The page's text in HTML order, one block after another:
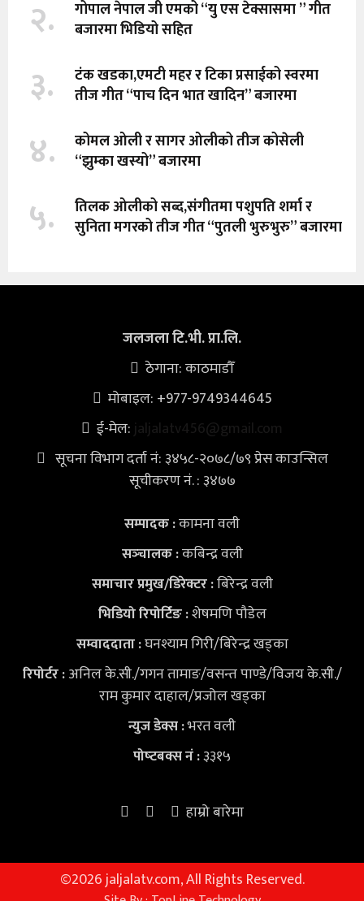
२.
गोपाल नेपाल जी एमको “यु एस टेक्सासमा ” गीत
बजारमा भिडियो सहित
३.
टंक खडका,एमटी महर र टिका प्रसाईको स्वरमा
तीज गीत “पाच दिन भात खादिन” बजारमा
४.
कोमल ओली र सागर ओलीको तीज कोसेली
“झुम्का खस्यो” बजारमा
५.
तिलक ओलीको सब्द,संगीतमा पशुपति शर्मा र
सुनिता मगरको तीज गीत “पुतली भुरुभुरु” बजारमा
जलजला टि.भी. प्रा.लि.
ठेगाना: काठमाडौँ
मोबाइल: +977-9749344645
ई-मेल: jaljalatv456@gmail.com
सूचना विभाग दर्ता नं: ३४५८-२०७८/७९ प्रेस काउन्सिल
सूचीकरण नं. : ३४७७
सम्पादक :कामना वली
सञ्‍चालक :कबिन्द्र वली
समाचार प्रमुख/डिरेक्टर :बिरेन्द्र वली
भिडियोरिपोर्टिङ :शेषमणि पौडेल
सम्वाददाता :घनश्याम गिरी/बिरेन्द्र खड्का
रिपोर्टर :अनिल के.सी./गगन तामाङ/वसन्त पाण्डे/विजय के.सी./
राम कुमार दाहाल/प्रजोल खड्का
न्युज डेक्स:भरत वली
पोष्‍टबक्स नं :३३१५
हाम्रो बारेमा
©2026 jaljalatv.com, All Rights Reserved.